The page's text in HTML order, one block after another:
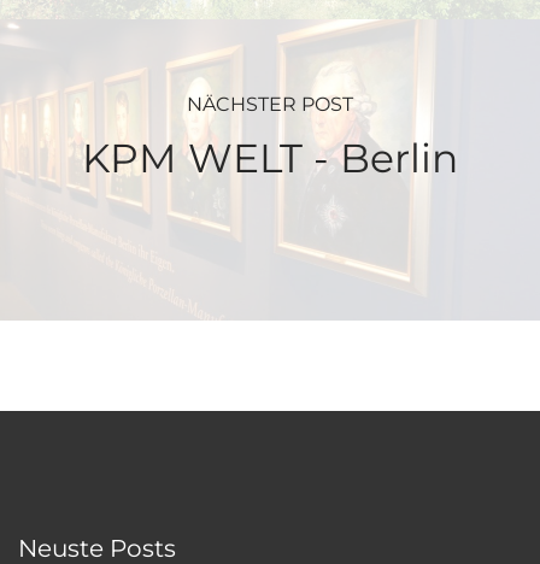
NÄCHSTER POST
KPM WELT - Berlin
Neuste Posts